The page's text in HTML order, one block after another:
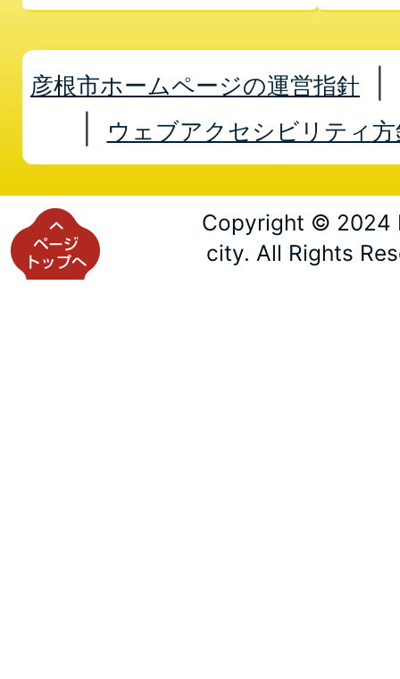
彦根市ホームページの運営指針
ウェブアクセシビリティ方
Copyright © 2024
city. All Rights